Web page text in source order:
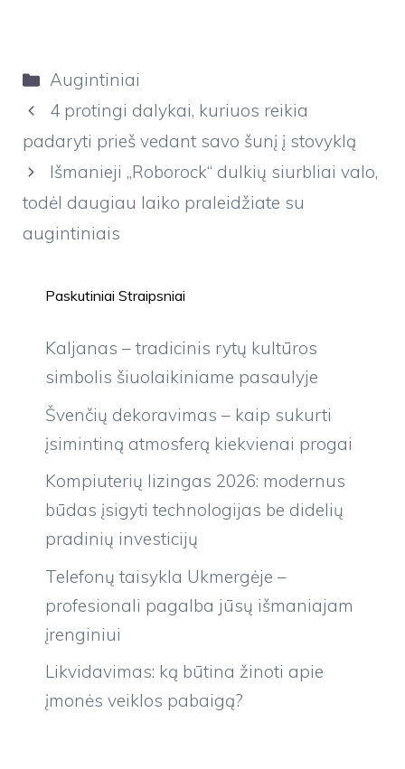
Kategorijos
Augintiniai
4 protingi dalykai, kuriuos reikia
padaryti prieš vedant savo šunį į stovyklą
Išmanieji „Roborock“ dulkių siurbliai valo,
todėl daugiau laiko praleidžiate su
augintiniais
Paskutiniai Straipsniai
Kaljanas – tradicinis rytų kultūros
simbolis šiuolaikiniame pasaulyje
Švenčių dekoravimas – kaip sukurti
įsimintiną atmosferą kiekvienai progai
Kompiuterių lizingas 2026: modernus
būdas įsigyti technologijas be didelių
pradinių investicijų
Telefonų taisykla Ukmergėje –
profesionali pagalba jūsų išmaniajam
įrenginiui
Likvidavimas: ką būtina žinoti apie
įmonės veiklos pabaigą?